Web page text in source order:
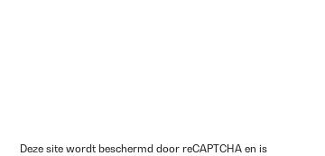
Deze site wordt beschermd door reCAPTCHA en is